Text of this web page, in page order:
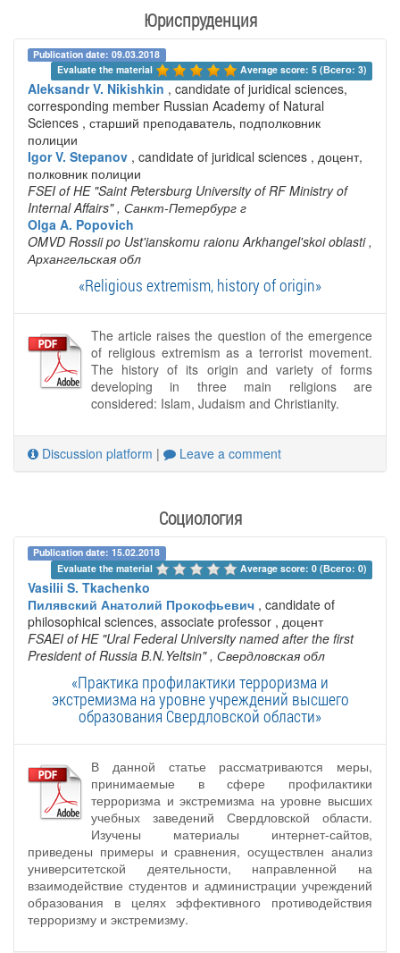
Юриспруденция
Publication date: 09.03.2018
Evaluate the material
Average score: 5 (Всего: 3)
Aleksandr V. Nikishkin , candidate of juridical sciences,
corresponding member Russian Academy of Natural
Sciences , старший преподаватель, подполковник
полиции
Igor V. Stepanov , candidate of juridical sciences , доцент,
полковник полиции
FSEI of HE "Saint Petersburg University of RF Ministry of
Internal Affairs" , Санкт-Петербург г
Olga A. Popovich
OMVD Rossii po Ust'ianskomu raionu Arkhangel'skoi oblasti ,
Архангельская обл
«Religious extremism, history of origin»
The article raises the question of the emergence
of religious extremism as a terrorist movement.
The history of its origin and variety of forms
developing in three main religions are
considered: Islam, Judaism and Christianity.
Discussion platform | Leave a comment
Социология
Publication date: 15.02.2018
Evaluate the material
Average score: 0 (Всего: 0)
Vasilii S. Tkachenko
Пилявский Анатолий Прокофьевич , candidate of
philosophical sciences, associate professor , доцент
FSAEI of HE "Ural Federal University named after the first
President of Russia B.N.Yeltsin" , Свердловская обл
«Практика профилактики терроризма и
экстремизма на уровне учреждений высшего
образования Свердловской области»
В данной статье рассматриваются меры,
принимаемые в сфере профилактики
терроризма и экстремизма на уровне высших
учебных заведений Свердловской области.
Изучены материалы интернет-сайтов,
приведены примеры и сравнения, осуществлен анализ
университетской деятельности, направленной на
взаимодействие студентов и администрации учреждений
образования в целях эффективного противодействия
терроризму и экстремизму.